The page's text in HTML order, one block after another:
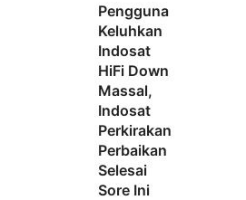
Pengguna
Keluhkan
Indosat
HiFi Down
Massal,
Indosat
Perkirakan
Perbaikan
Selesai
Sore Ini